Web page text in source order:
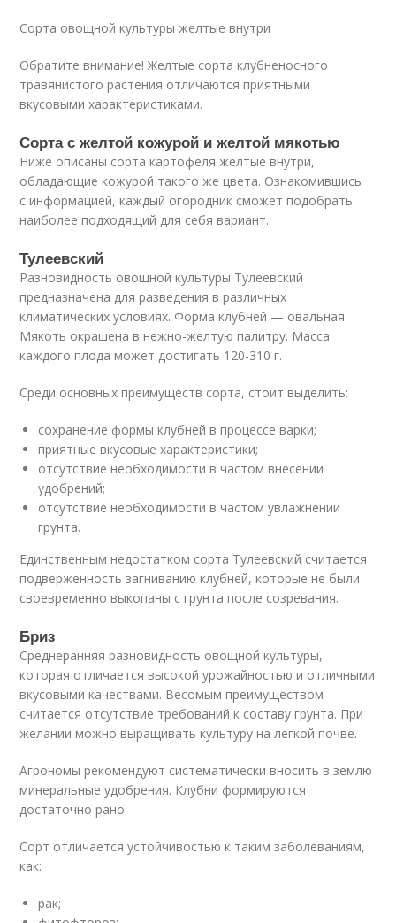
Сорта овощной культуры желтые внутри
Обратите внимание! Желтые сорта клубненосного
травянистого растения отличаются приятными
вкусовыми характеристиками.
Сорта с желтой кожурой и желтой мякотью
Ниже описаны сорта картофеля желтые внутри,
обладающие кожурой такого же цвета. Ознакомившись
с информацией, каждый огородник сможет подобрать
наиболее подходящий для себя вариант.
Тулеевский
Разновидность овощной культуры Тулеевский
предназначена для разведения в различных
климатических условиях. Форма клубней — овальная.
Мякоть окрашена в нежно-желтую палитру. Масса
каждого плода может достигать 120-310 г.
Среди основных преимуществ сорта, стоит выделить:
сохранение формы клубней в процессе варки;
приятные вкусовые характеристики;
отсутствие необходимости в частом внесении
удобрений;
отсутствие необходимости в частом увлажнении
грунта.
Единственным недостатком сорта Тулеевский считается
подверженность загниванию клубней, которые не были
своевременно выкопаны с грунта после созревания.
Бриз
Среднеранняя разновидность овощной культуры,
которая отличается высокой урожайностью и отличными
вкусовыми качествами. Весомым преимуществом
считается отсутствие требований к составу грунта. При
желании можно выращивать культуру на легкой почве.
Агрономы рекомендуют систематически вносить в землю
минеральные удобрения. Клубни формируются
достаточно рано.
Сорт отличается устойчивостью к таким заболеваниям,
как:
рак;